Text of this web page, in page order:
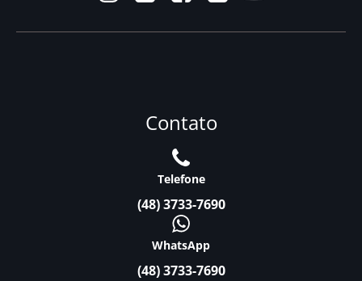
Contato
Telefone
(48) 3733-7690
WhatsApp
(48) 3733-7690